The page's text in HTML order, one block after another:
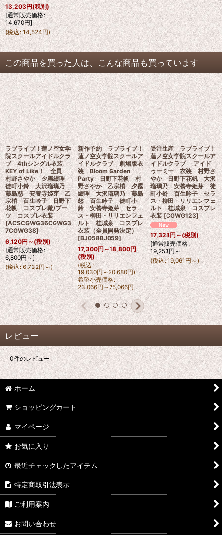
13,203円(税別)
[通常販売価格:
14,670円]
(税込: 14,524円)
この商品を買った人は、こんな商品も買っています
ラブライブ！蓮ノ空女学
院スクールアイドルクラ
ブ 4thシングル衣装
KEY of Like！ 全員
村野さやか 夕霧綴理
徒町小鈴 大沢瑠璃乃
藤島慈 安養寺姫芽 乙
宗梢 百生吟子 日野下
花帆 コスプレ靴/ブー
ツ コスプレ衣装
[ACSCGWG36CGWG3
7CGWG38]
6,120円 ～(税別)
[通常販売価格:
6,800円～]
(税込: 6,732円～)
新作予約 ラブライブ！
蓮ノ空女学院スクールア
イドルクラブ 劇場版衣
装 Bloom Garden
Party 日野下花帆 村
野さやか 乙宗梢 夕霧
綴理 大沢瑠璃乃 藤島
慈 百生吟子 徒町小
鈴 安養寺姫芽 セラ
ス・柳田・リリエンフェ
ルト 桂城泉 コスプレ
衣装（全員開発決定）
[BJ058BJ059]
17,300円～18,800円
(税別)
(税込:
19,030円～20,680円)
希望小売価格:
23,066円～25,066円
受注生産 ラブライブ！
蓮ノ空女学院スクールア
イドルクラブ アイド
ゥーミー 衣装 村野さ
やか 日野下花帆 大沢
瑠璃乃 安養寺姫芽 徒
町小鈴 百生吟子 セラ
ス・柳田・リリエンフェ
ルト 桂城泉 コスプレ
衣装 [CGWG123]
17,328円～ (税別)
[通常販売価格:
19,253円 ～]
(税込: 19,061円～)
レビュー
0件のレビュー
ホーム
ショッピングカート
マイページ
お気に入り
最近チェックしたアイテム
特定商取引法表示
ご利用案内
お問い合わせ